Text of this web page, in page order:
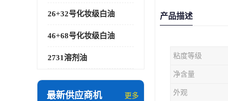
26+32号化妆级白油
46+68号化妆级白油
2731溶剂油
最新供应商机 更多
产品描述
粘度等级
净含量
外观